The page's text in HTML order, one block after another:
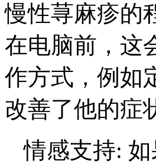
慢性荨麻疹的
在电脑前，这
作方式，例如
改善了他的症
情感支持: